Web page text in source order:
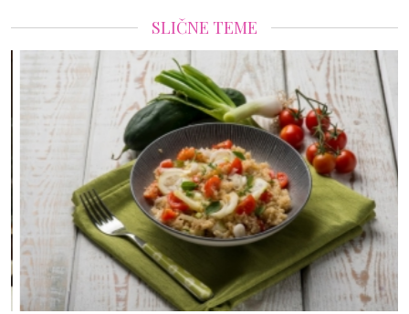
SLIČNE TEME